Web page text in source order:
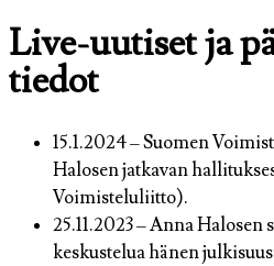
Live-uutiset ja
tiedot
15.1.2024– Suomen
Halosen jatkavan
Voimisteluliitto).
25.11.2023– Anna Halosen
keskustelua hänen